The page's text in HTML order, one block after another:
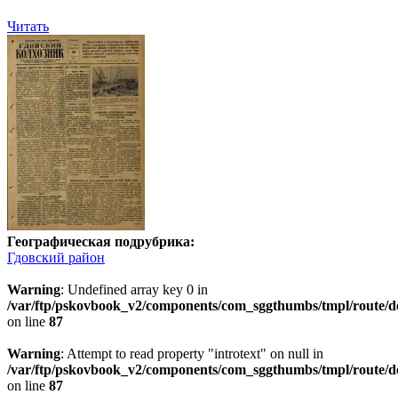
Читать
Географическая подрубрика:
Гдовский район
Warning: Undefined array key 0 in
/var/ftp/pskovbook_v2/components/com_sggthumbs/tmpl/route/
on line 87
Warning: Attempt to read property "introtext" on null in
/var/ftp/pskovbook_v2/components/com_sggthumbs/tmpl/route/
on line 87